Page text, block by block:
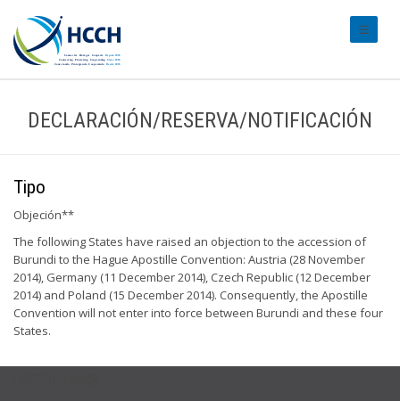
DECLARACIÓN/RESERVA/NOTIFICACIÓN
Tipo
Objeción**
The following States have raised an objection to the accession of
Burundi to the Hague Apostille Convention: Austria (28 November
2014), Germany (11 December 2014), Czech Republic (12 December
2014) and Poland (15 December 2014). Consequently, the Apostille
Convention will not enter into force between Burundi and these four
States.